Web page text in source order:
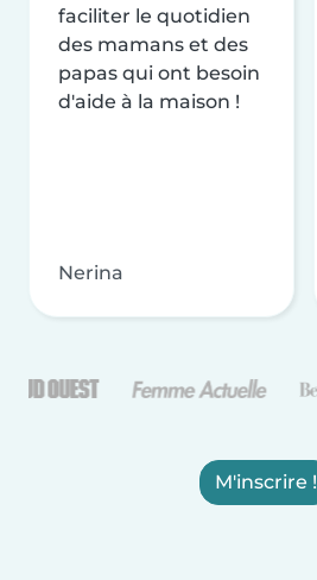
faciliter le quotidien
des mamans et des
papas qui ont besoin
d'aide à la maison !
Nerina
M'inscrire !